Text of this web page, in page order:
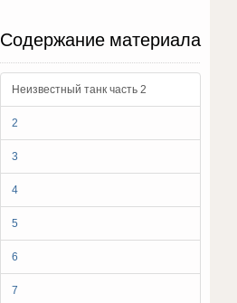
Содержание материала
Неизвестный танк часть 2
2
3
4
5
6
7